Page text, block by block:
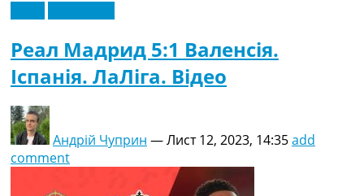
Реал Мадрид 5:1 Валенсія.
Іспанія. ЛаЛіга. Відео
Андрій Чуприн —Лист 12, 2023, 14:35add
comment